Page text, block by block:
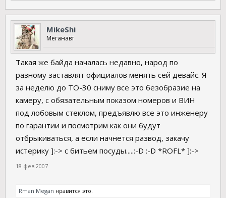
MikeShi
Меганавт
Такая же байда началась недавно, народ по
разному заставлят официалов менять сей девайс. Я
за неделю до ТО-30 сниму все это безобразие на
камеру, с обязательным показом номеров и ВИН
под лобовым стеклом, предъявлю все это инженеру
по гарантии и посмотрим как они будут
отбрыкиваться, а если начнется развод, закачу
истерику ]:-> с битьем посуды.....:-D :-D *ROFL* ]:->
18 фев 2007
Rman Megan нравится это.